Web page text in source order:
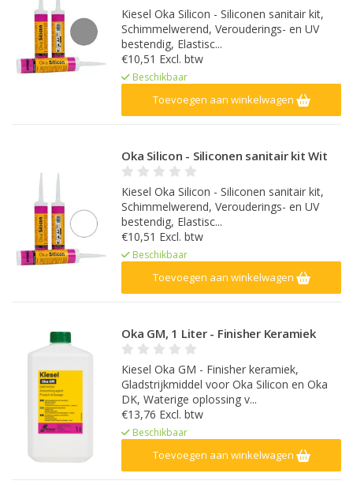
Kiesel Oka Silicon - Siliconen sanitair kit,
Schimmelwerend, Verouderings- en UV
bestendig, Elastisc...
€10,51 Excl. btw
Beschikbaar
Toevoegen aan winkelwagen
Oka Silicon - Siliconen sanitair kit Wit
Kiesel Oka Silicon - Siliconen sanitair kit,
Schimmelwerend, Verouderings- en UV
bestendig, Elastisc...
€10,51 Excl. btw
Beschikbaar
Toevoegen aan winkelwagen
Oka GM, 1 Liter - Finisher Keramiek
Kiesel Oka GM - Finisher keramiek,
Gladstrijkmiddel voor Oka Silicon en Oka
DK, Waterige oplossing v...
€13,76 Excl. btw
Beschikbaar
Toevoegen aan winkelwagen